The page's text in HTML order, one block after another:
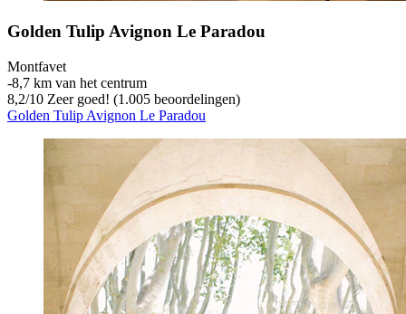
Golden Tulip Avignon Le Paradou
Montfavet
‐8,7 km van het centrum
8,2/10 Zeer goed! (1.005 beoordelingen)
Golden Tulip Avignon Le Paradou